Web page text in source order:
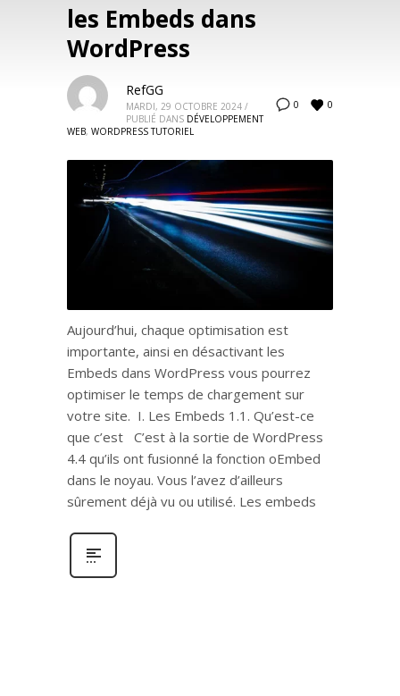
les Embeds dans
WordPress
0 0
RefGG
MARDI, 29 OCTOBRE 2024 /
PUBLIÉ DANS DÉVELOPPEMENT
WEB, WORDPRESS TUTORIEL
Aujourd’hui, chaque optimisation est
importante, ainsi en désactivant les
Embeds dans WordPress vous pourrez
optimiser le temps de chargement sur
votre site. I. Les Embeds 1.1. Qu’est-ce
que c’est C’est à la sortie de WordPress
4.4 qu’ils ont fusionné la fonction oEmbed
dans le noyau. Vous l’avez d’ailleurs
sûrement déjà vu ou utilisé. Les embeds